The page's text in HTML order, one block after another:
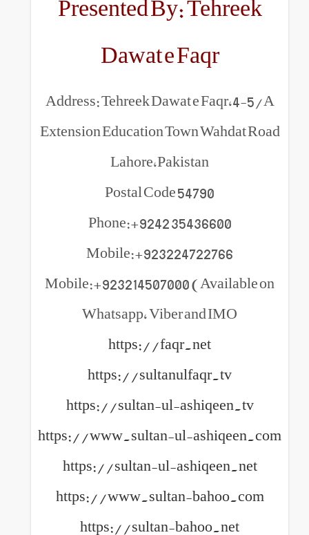
Presented By: Tehreek
Dawat e Faqr
Address: Tehreek Dawat e Faqr,4-5/A
Extension Education Town Wahdat Road
Lahore,Pakistan
Postal Code 54790
Phone:+9242 35436600
Mobile:+923224722766
Mobile:+923214507000 (Available on
Whatsapp, Viber and IMO
https://faqr.net
https://sultanulfaqr.tv
https://sultan-ul-ashiqeen.tv
https://www.sultan-ul-ashiqeen.com
https://sultan-ul-ashiqeen.net
https://www.sultan-bahoo.com
https://sultan-bahoo.net